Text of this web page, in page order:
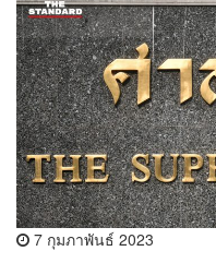
7 กุมภาพันธ์ 2023